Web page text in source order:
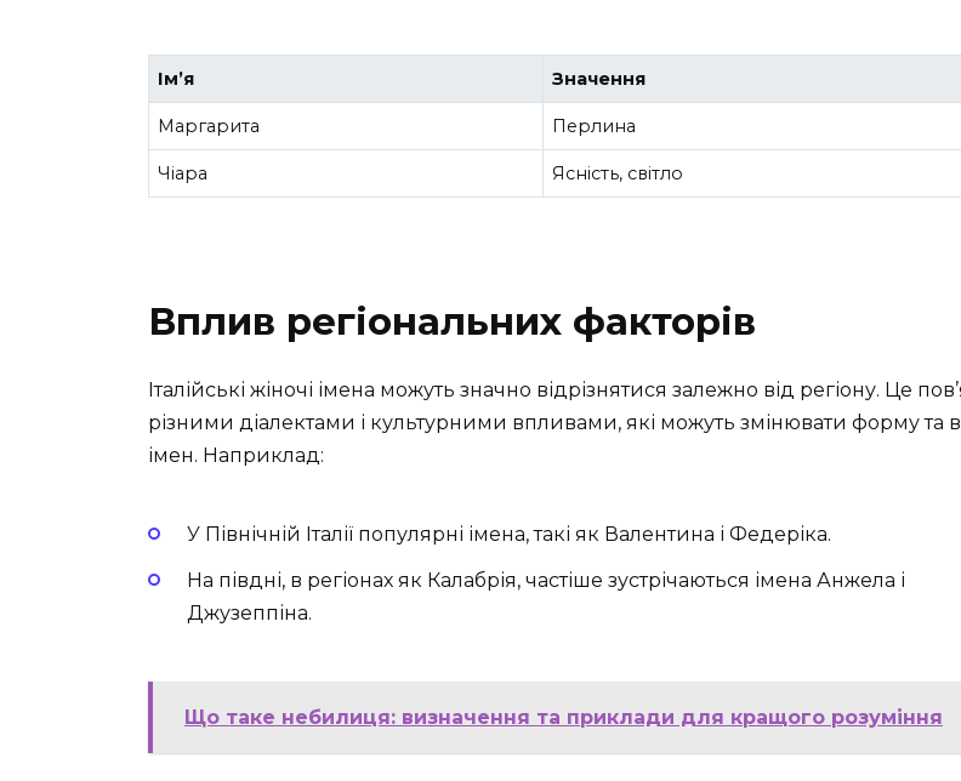
Ім’я Значення
Маргарита Перлина
Чіара Ясність, світло
Вплив регіональних факторів
Італійські жіночі імена можуть значно відрізнятися залежно від регіону. Це
різними діалектами і культурними впливами, які можуть змінювати форму та
імен. Наприклад:
У Північній Італії популярні імена, такі як Валентина і Федеріка.
На півдні, в регіонах як Калабрія, частіше зустрічаються імена Анжела і
Джузеппіна.
Що таке небилиця: визначення та приклади для кращого розуміння